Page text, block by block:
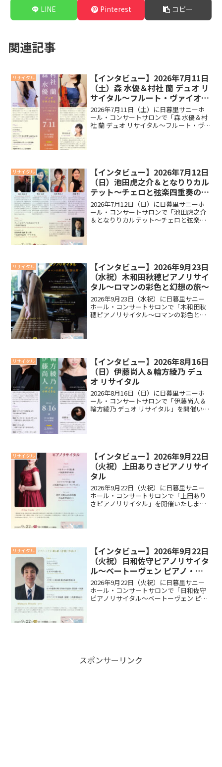
LINE Pinterest コピー
関連記事
リサイタル
【インタビュー】2026年7月11日
（土）森 水優＆村社 蘭 デュオ リ
サイタル～フルート・ヴァイオリ
ン・ピアノが織りなすハーモニー
～
2026年7月11日（土）に日暮里サニーホ
ール・コンサートサロンで「森 水優＆村
社 蘭 デュオ リサイタル～フルート・ヴァ
リサイタル
【インタビュー】2026年7月12日
（日）池田虎之介＆となりりカル
テット～チェロと弦楽四重奏の夕
べ～
2026年7月12日（日）に日暮里サニーホ
ール・コンサートサロンで「池田虎之介
＆となりりカルテット～チェロと弦楽四
リサイタル
【インタビュー】2026年9月23日
（水祝）木和田秋穂ピアノリサイ
タル～ロマンの彩色と幻想の旅～
2026年9月23日（水祝）に日暮里サニー
ホール・コンサートサロンで「木和田秋
穂ピアノリサイタル～ロマンの彩色と幻
リサイタル
【インタビュー】2026年8月16日
（日）伊藤尚人＆輪方綾乃 デュ
オ リサイタル
2026年8月16日（日）に日暮里サニーホ
ール・コンサートサロンで「伊藤尚人＆
輪方綾乃 デュオ リサイタル」を開催いた
リサイタル
【インタビュー】2026年9月22日
（火祝）上田ありさピアノリサイ
タル
2026年9月22日（火祝）に日暮里サニー
ホール・コンサートサロンで「上田あり
さピアノリサイタル」を開催いたしま
リサイタル
【インタビュー】2026年9月22日
（火祝）日和佐守ピアノリサイタ
ル～ベートーヴェン ピアノ・ソ
ナタ 第８番 《悲愴》 作品13～
2026年9月22日（火祝）に日暮里サニー
ホール・コンサートサロンで「日和佐守
ピアノリサイタル～ベートーヴェン ピア
スポンサーリンク